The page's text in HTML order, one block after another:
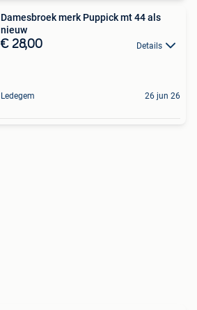
Damesbroek merk Puppick mt 44 als
nieuw
€ 28,00 Details
Ledegem 26 jun 26